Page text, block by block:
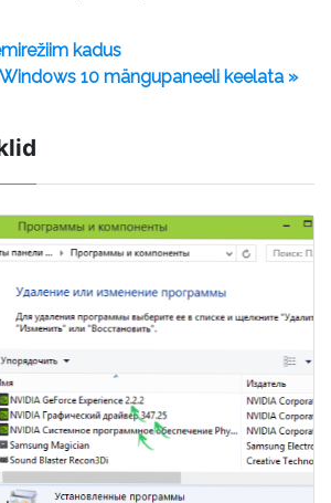
kadus
10 mängupaneeli keelata »